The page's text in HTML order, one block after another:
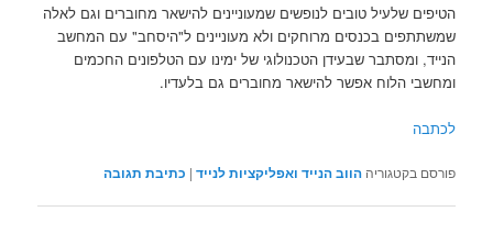
הטיפים שלעיל טובים לנופשים שמעוניינים להישאר מחוברים וגם לאלה
שמשתתפים בכנסים מרוחקים ולא מעוניינים ל"היסחב" עם המחשב
הנייד, ומסתבר שבעידן הטכנולוגי של ימינו עם הטלפונים החכמים
ומחשבי הלוח אפשר להישאר מחוברים גם בלעדיו.
לכתבה
פורסם בקטגוריה הווב הנייד ואפליקציות לנייד | כתיבת תגובה